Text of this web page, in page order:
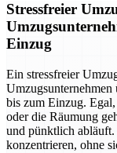
Stressfreier
Einzug
Ein stressfreier
bis zum Einzug.
oder die Räumung
und pünktlich
konzentrieren, ohne